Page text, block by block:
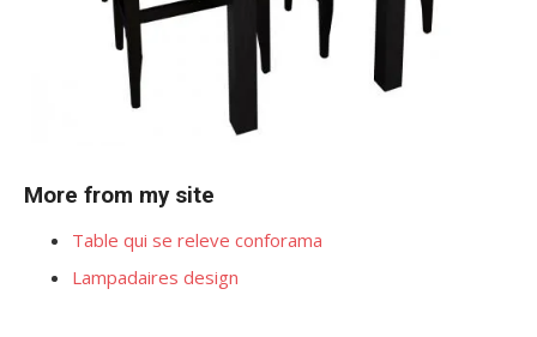
More from my site
Table qui se releve conforama
Lampadaires design